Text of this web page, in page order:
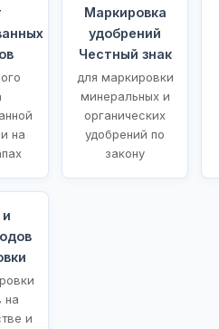
на
Маркировка
удобрений
Честный знак
для маркировки
минеральных и
органических
удобрений по
закону
и
на
и